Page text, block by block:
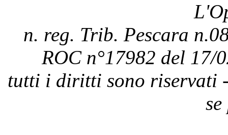
n. reg. Trib. Pescara
ROC n°17982 del 17/
tutti i diritti sono riservati